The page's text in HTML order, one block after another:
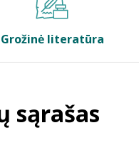
Grožinė literatūra
sąrašas